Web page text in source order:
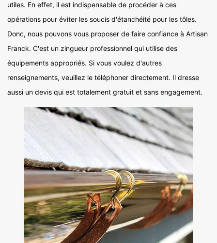
utiles. En effet, il est indispensable de procéder à ces
opérations pour éviter les soucis d'étanchéité pour les tôles.
Donc, nous pouvons vous proposer de faire confiance à Artisan
Franck. C'est un zingueur professionnel qui utilise des
équipements appropriés. Si vous voulez d'autres
renseignements, veuillez le téléphoner directement. Il dresse
aussi un devis qui est totalement gratuit et sans engagement.